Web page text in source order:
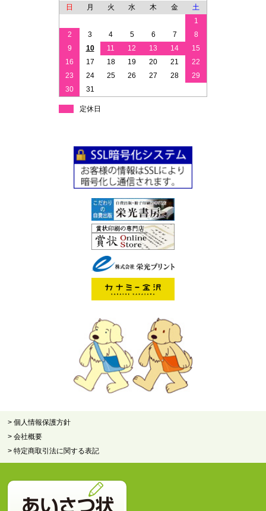
日
月 火 水 木 金
土
1
2
3 4 5 6 7
8
9
10 11 12 13 14
15
16
17 18 19 20 21
22
23
24 25 26 27 28
29
30
31
定休日
> 個人情報保護方針
> 会社概要
> 特定商取引法に関する表記